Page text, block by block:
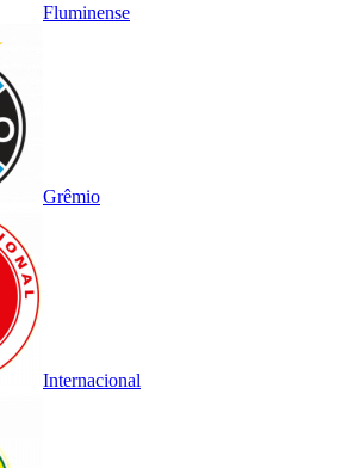
Fluminense
Grêmio
Internacional